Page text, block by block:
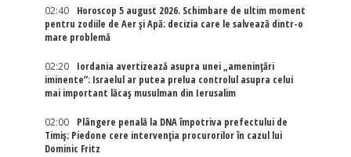
02:40
Horoscop 5 august 2026. Schimbare de ultim moment
pentru zodiile de Aer și Apă: decizia care le salvează dintr-o
mare problemă
02:20
Iordania avertizează asupra unei „amenințări
iminente”: Israelul ar putea prelua controlul asupra celui
mai important lăcaș musulman din Ierusalim
02:00
Plângere penală la DNA împotriva prefectului de
Timiș: Piedone cere intervenția procurorilor în cazul lui
Dominic Fritz